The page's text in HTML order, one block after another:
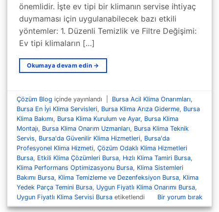
önemlidir. İşte ev tipi bir klimanın servise ihtiyaç
duymaması için uygulanabilecek bazı etkili
yöntemler: 1. Düzenli Temizlik ve Filtre Değişimi:
Ev tipi klimaların […]
Okumaya devam edin →
Çözüm Blog içinde yayınlandı Bursa Acil Klima Onarımları,
Bursa En İyi Klima Servisleri, Bursa Klima Arıza Giderme, Bursa
Klima Bakımı, Bursa Klima Kurulum ve Ayar, Bursa Klima
Montajı, Bursa Klima Onarım Uzmanları, Bursa Klima Teknik
Servis, Bursa'da Güvenilir Klima Hizmetleri, Bursa'da
Profesyonel Klima Hizmeti,Çözüm Odaklı Klima Hizmetleri
Bursa, Etkili Klima Çözümleri Bursa, Hızlı Klima Tamiri Bursa,
Klima Performans Optimizasyonu Bursa, Klima Sistemleri
Bakımı Bursa, Klima Temizleme ve Dezenfeksiyon Bursa, Klima
Yedek Parça Temini Bursa, Uygun Fiyatlı Klima Onarımı Bursa,
Uygun Fiyatlı Klima Servisi Bursa etiketlendi Bir yorum bırak